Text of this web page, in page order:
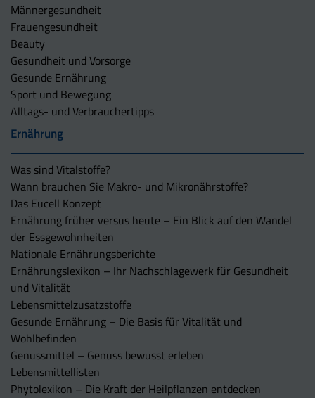
Männergesundheit
Frauengesundheit
Beauty
Gesundheit und Vorsorge
Gesunde Ernährung
Sport und Bewegung
Alltags- und Verbrauchertipps
Ernährung
Was sind Vitalstoffe?
Wann brauchen Sie Makro- und Mikronährstoffe?
Das Eucell Konzept
Ernährung früher versus heute – Ein Blick auf den Wandel
der Essgewohnheiten
Nationale Ernährungsberichte
Ernährungslexikon – Ihr Nachschlagewerk für Gesundheit
und Vitalität
Lebensmittelzusatzstoffe
Gesunde Ernährung – Die Basis für Vitalität und
Wohlbefinden
Genussmittel – Genuss bewusst erleben
Lebensmittellisten
Phytolexikon – Die Kraft der Heilpflanzen entdecken